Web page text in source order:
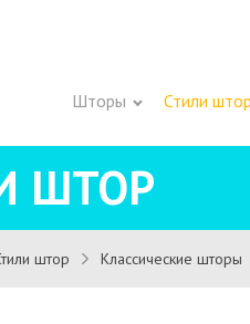
Шторы Стили
ШТОР
штор Классические шторы